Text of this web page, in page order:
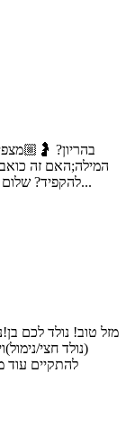
בהריון?
המילה;האם זה
להקפיד? שלום אני דוד דדון, מוהל מוסמך, ומוהל במשרד הבטחון...
מזל טוב! נולד לכם
(נולד חצי/
להתקיים עוד